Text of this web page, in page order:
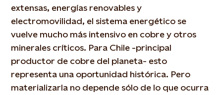
extensas, energías renovables y
electromovilidad, el sistema energético se
vuelve mucho más intensivo en cobre y otros
minerales críticos. Para Chile -principal
productor de cobre del planeta- esto
representa una oportunidad histórica. Pero
materializarla no depende sólo de lo que ocurra